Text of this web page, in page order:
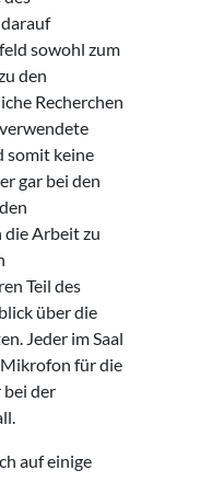
sowohl zum
den
Recherchen
somit keine
gar bei den
Arbeit zu
Teil des
über die
Jeder im Saal
für die
bei der
auf einige